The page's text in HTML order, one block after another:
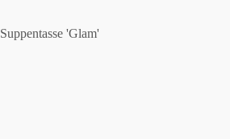
Suppentasse 'Glam'